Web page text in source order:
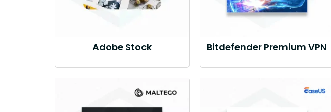
Adobe Stock Bitdefender Premium VPN